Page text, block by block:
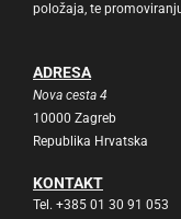
položaja, te
ADRESA
Nova cesta 4
10000 Zagreb
Republika Hrvatska
KONTAKT
Tel. +385 01 30 91 053